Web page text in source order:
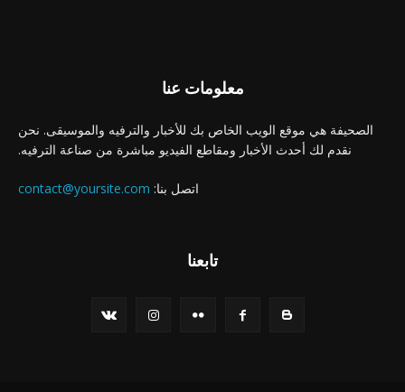
معلومات عنا
الصحيفة هي موقع الويب الخاص بك للأخبار والترفيه والموسيقى. نحن
نقدم لك أحدث الأخبار ومقاطع الفيديو مباشرة من صناعة الترفيه.
اتصل بنا: contact@yoursite.com
تابعنا